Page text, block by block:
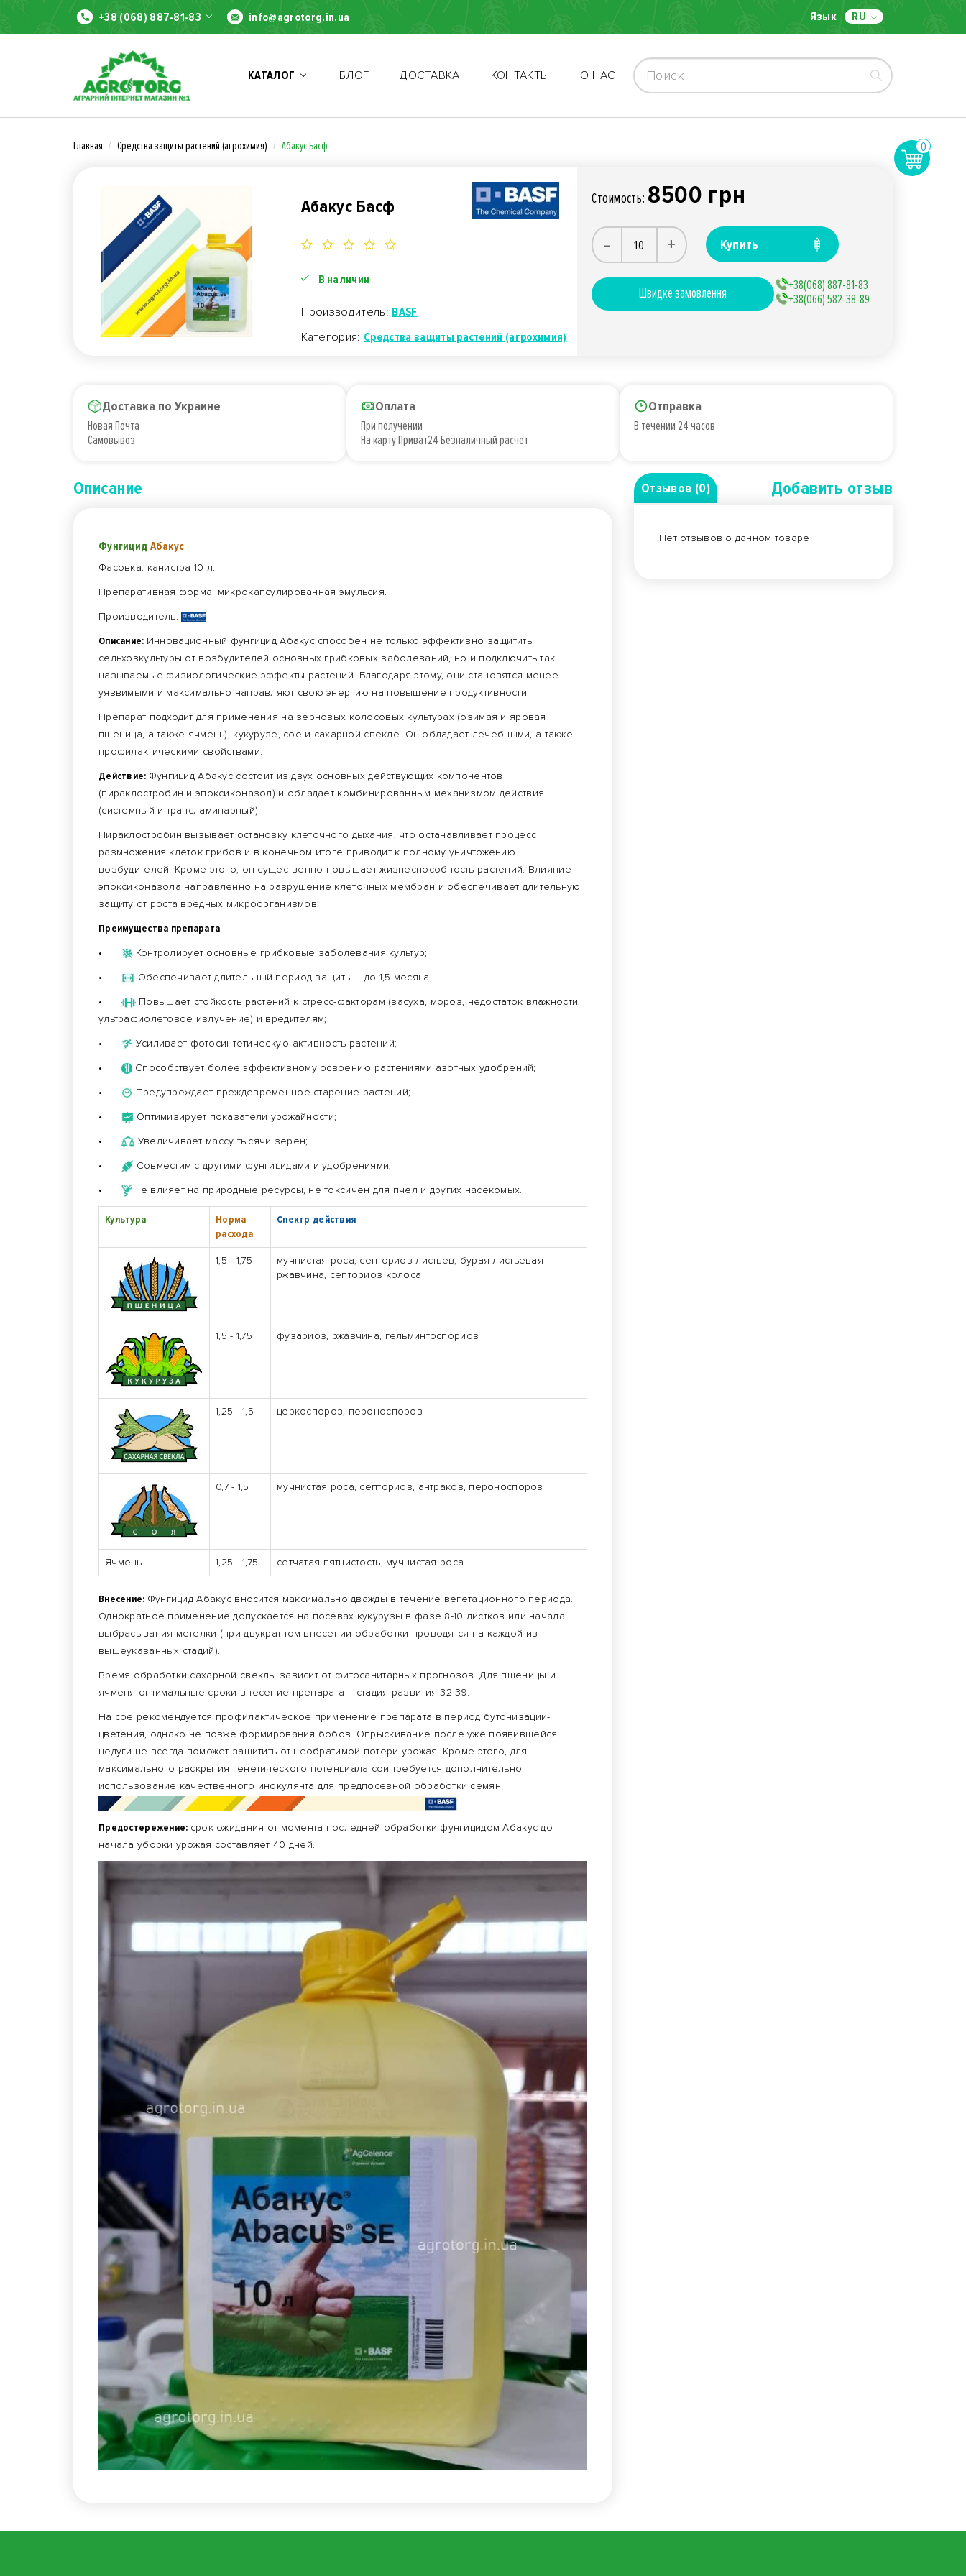
+38 (068) 887-81-83 info@agrotorg.in.ua Язык RU
КАТАЛОГ БЛОГ ДОСТАВКА КОНТАКТЫ О НАС
0
Главная Средства защиты растений (агрохимия) Абакус Басф
Абакус Басф
В наличии
Производитель: BASF
Категория: Средства защиты растений (агрохимия)
Стоимость: 8500 грн
- + Купить
Швидке замовлення
+38(068) 887-81-83
+38(066) 582-38-89
Доставка по Украине
Новая Почта
Самовывоз
Оплата
При получении
На карту Приват24 Безналичный расчет
Отправка
В течении 24 часов
Описание
Фунгицид Абакус
Фасовка: канистра 10 л.
Препаративная форма: микрокапсулированная эмульсия.
Производитель:
Описание: Инновационный фунгицид Абакус способен не только эффективно защитить
сельхозкультуры от возбудителей основных грибковых заболеваний, но и подключить так
называемые физиологические эффекты растений. Благодаря этому, они становятся менее
уязвимыми и максимально направляют свою энергию на повышение продуктивности.
Препарат подходит для применения на зерновых колосовых культурах (озимая и яровая
пшеница, а также ячмень), кукурузе, сое и сахарной свекле. Он обладает лечебными, а также
профилактическими свойствами.
Действие: Фунгицид Абакус состоит из двух основных действующих компонентов
(пираклостробин и эпоксиконазол) и обладает комбинированным механизмом действия
(системный и трансламинарный).
Пираклостробин вызывает остановку клеточного дыхания, что останавливает процесс
размножения клеток грибов и в конечном итоге приводит к полному уничтожению
возбудителей. Кроме этого, он существенно повышает жизнеспособность растений. Влияние
эпоксиконазола направленно на разрушение клеточных мембран и обеспечивает длительную
защиту от роста вредных микроорганизмов.
Преимущества препарата
•
Контролирует основные грибковые заболевания культур;
•
Обеспечивает длительный период защиты – до 1,5 месяца;
•
Повышает стойкость растений к стресс-факторам (засуха, мороз, недостаток влажности,
ультрафиолетовое излучение) и вредителям;
•
Усиливает фотосинтетическую активность растений;
•
Способствует более эффективному освоению растениями азотных удобрений;
•
Предупреждает преждевременное старение растений;
•
Оптимизирует показатели урожайности;
•
Увеличивает массу тысячи зерен;
•
Совместим с другими фунгицидами и удобрениями;
•
Не влияет на природные ресурсы, не токсичен для пчел и других насекомых.
Культура
Норма
расхода
Спектр действия
1,5 - 1,75
мучнистая роса, септориоз листьев, бурая листьевая
ржавчина, септориоз колоса
1,5 - 1,75 фузариоз, ржавчина, гельминтоспориоз
1,25 - 1,5 церкоспороз, пероноспороз
0,7 - 1,5 мучнистая роса, септориоз, антракоз, пероноспороз
Ячмень 1,25 - 1,75 сетчатая пятнистость, мучнистая роса
Внесение: Фунгицид Абакус вносится максимально дважды в течение вегетационного периода.
Однократное применение допускается на посевах кукурузы в фазе 8-10 листков или начала
выбрасывания метелки (при двукратном внесении обработки проводятся на каждой из
вышеуказанных стадий).
Время обработки сахарной свеклы зависит от фитосанитарных прогнозов. Для пшеницы и
ячменя оптимальные сроки внесение препарата – стадия развития 32-39.
На сое рекомендуется профилактическое применение препарата в период бутонизации-
цветения, однако не позже формирования бобов. Опрыскивание после уже появившейся
недуги не всегда поможет защитить от необратимой потери урожая. Кроме этого, для
максимального раскрытия генетического потенциала сои требуется дополнительно
использование качественного инокулянта для предпосевной обработки семян.
Предостережение: срок ожидания от момента последней обработки фунгицидом Абакус до
начала уборки урожая составляет 40 дней.
Отзывов (0) Добавить отзыв
Нет отзывов о данном товаре.